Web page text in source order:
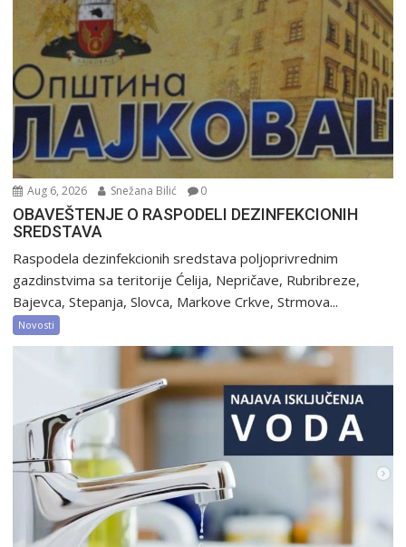
Aug 6, 2026 Snežana Bilić 0
OBAVEŠTENJE O RASPODELI DEZINFEKCIONIH
SREDSTAVA
Raspodela dezinfekcionih sredstava poljoprivrednim
gazdinstvima sa teritorije Ćelija, Nepričave, Rubribreze,
Bajevca, Stepanja, Slovca, Markove Crkve, Strmova...
Novosti